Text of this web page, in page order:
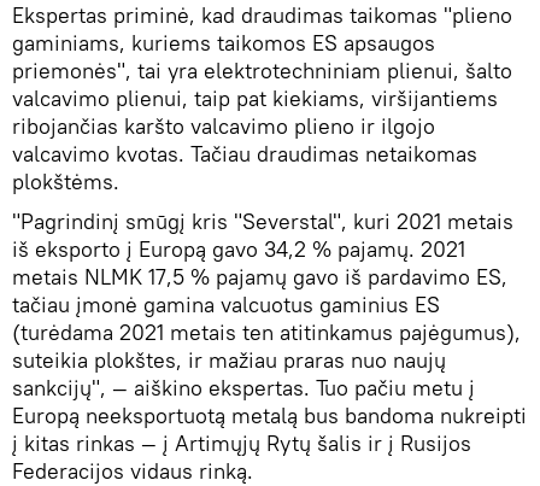
Ekspertas priminė, kad draudimas taikomas "plieno
gaminiams, kuriems taikomos ES apsaugos
priemonės", tai yra elektrotechniniam plienui, šalto
valcavimo plienui, taip pat kiekiams, viršijantiems
ribojančias karšto valcavimo plieno ir ilgojo
valcavimo kvotas. Tačiau draudimas netaikomas
plokštėms.
"Pagrindinį smūgį kris "Severstal", kuri 2021 metais
iš eksporto į Europą gavo 34,2 % pajamų. 2021
metais NLMK 17,5 % pajamų gavo iš pardavimo ES,
tačiau įmonė gamina valcuotus gaminius ES
(turėdama 2021 metais ten atitinkamus pajėgumus),
suteikia plokštes, ir mažiau praras nuo naujų
sankcijų", — aiškino ekspertas. Tuo pačiu metu į
Europą neeksportuotą metalą bus bandoma nukreipti
į kitas rinkas — į Artimųjų Rytų šalis ir į Rusijos
Federacijos vidaus rinką.